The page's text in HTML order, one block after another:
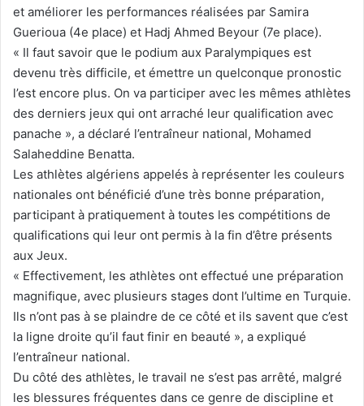
et améliorer les performances réalisées par Samira
Guerioua (4e place) et Hadj Ahmed Beyour (7e place).
« Il faut savoir que le podium aux Paralympiques est
devenu très difficile, et émettre un quelconque pronostic
l’est encore plus. On va participer avec les mêmes athlètes
des derniers jeux qui ont arraché leur qualification avec
panache », a déclaré l’entraîneur national, Mohamed
Salaheddine Benatta.
Les athlètes algériens appelés à représenter les couleurs
nationales ont bénéficié d’une très bonne préparation,
participant à pratiquement à toutes les compétitions de
qualifications qui leur ont permis à la fin d’être présents
aux Jeux.
« Effectivement, les athlètes ont effectué une préparation
magnifique, avec plusieurs stages dont l’ultime en Turquie.
Ils n’ont pas à se plaindre de ce côté et ils savent que c’est
la ligne droite qu’il faut finir en beauté », a expliqué
l’entraîneur national.
Du côté des athlètes, le travail ne s’est pas arrêté, malgré
les blessures fréquentes dans ce genre de discipline et